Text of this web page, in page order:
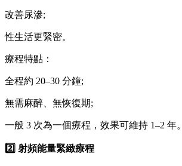
改善尿滲;
性生活更緊密。
療程特點：
全程約 20–30 分鐘;
無需麻醉、無恢復期;
一般 3 次為一個療程，效果可維持 1–2 年。
2️⃣ 射頻能量緊緻療程